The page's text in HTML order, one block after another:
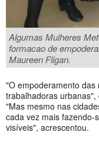
Algumas Mulheres
formacao de
Maureen Fligan.
"O empoderamento
trabalhadoras
"Mas mesmo nas
cada vez mais fazendo-
visíveis", acrescentou.